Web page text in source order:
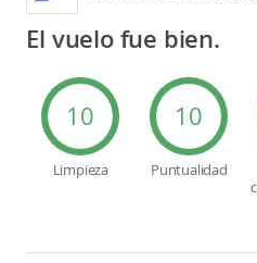
El vuelo fue bien.
10
Limpieza
10
Puntualidad